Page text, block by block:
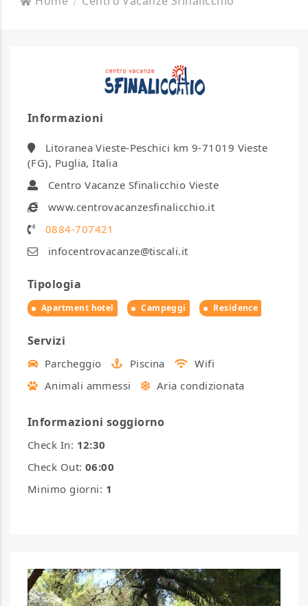
Informazioni
Litoranea Vieste-Peschici km 9-71019 Vieste
(FG), Puglia, Italia
Centro Vacanze Sfinalicchio Vieste
www.centrovacanzesfinalicchio.it
0884-707421
infocentrovacanze@tiscali.it
Tipologia
Apartment hotel Campeggi Residence
Servizi
Parcheggio Piscina
Wifi
Animali ammessi
Aria condizionata
Informazioni soggiorno
Check In: 12:30
Check Out: 06:00
Minimo giorni: 1